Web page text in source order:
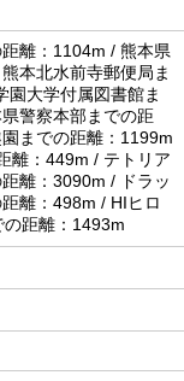
離：1104m / 熊本県
本北水前寺郵便局ま
園大学付属図書館ま
警察本部までの距
までの距離：1199m
離：449m / テトリア
離：3090m / ドラッ
離：498m / HIヒロ
距離：1493m